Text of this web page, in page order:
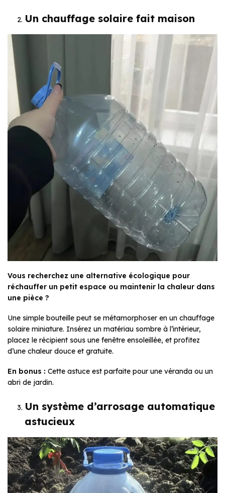
Un chauffage solaire fait maison
Vous recherchez une alternative écologique pour
réchauffer un petit espace ou maintenir la chaleur dans
une pièce ?
Une simple bouteille peut se métamorphoser en un chauffage
solaire miniature. Insérez un matériau sombre à l’intérieur,
placez le récipient sous une fenêtre ensoleillée, et profitez
d’une chaleur douce et gratuite.
En bonus : Cette astuce est parfaite pour une véranda ou un
abri de jardin.
Un système d’arrosage automatique
astucieux